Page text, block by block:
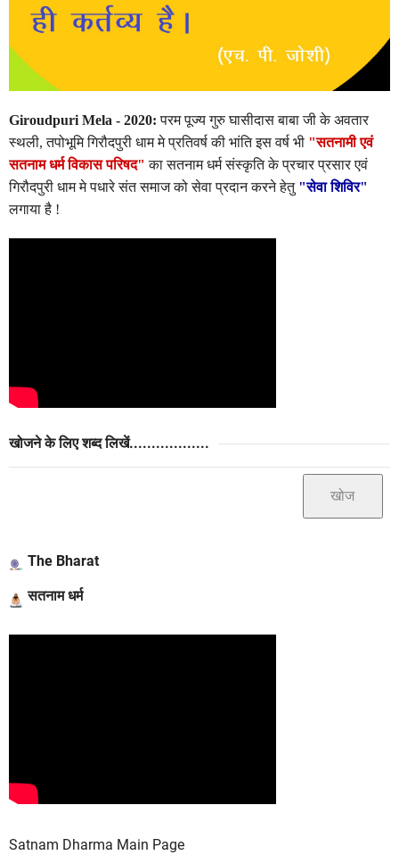
Giroudpuri Mela - 2020:परम पूज्य गुरु घासीदास बाबा जी के अवतार
स्थली, तपोभूमि गिरौदपुरी धाम मे प्रतिवर्ष की भांति इस वर्ष भी "सतनामी एवं
सतनाम धर्म विकास परिषद" का सतनाम धर्म संस्कृति के प्रचार प्रसार एवं
गिरौदपुरी धाम मे पधारे संत समाज को सेवा प्रदान करने हेतु "सेवा शिविर"
लगाया है !
खोजने के लिए शब्द लिखें..................
The Bharat
सतनाम धर्म
Satnam Dharma Main Page